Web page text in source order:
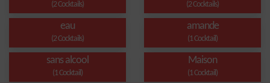
(2 Cocktails) (2 Cocktails)
eau
(2 Cocktails)
amande
(1 Cocktail)
sans alcool
(1 Cocktail)
Maison
(1 Cocktail)